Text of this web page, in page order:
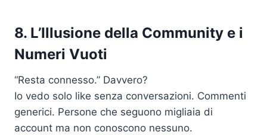
8. L’Illusione della Community e i
Numeri Vuoti
“Resta connesso.” Davvero?
Io vedo solo like senza conversazioni. Commenti
generici. Persone che seguono migliaia di
account ma non conoscono nessuno.